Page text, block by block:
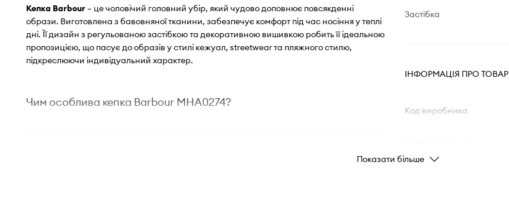
Кепка Barbour– це чоловічий головний убір, який чудово доповнює повсякденні
образи. Виготовлена з бавовняної тканини, забезпечує комфорт під час носіння у теплі
дні. Її дизайн з регульованою застібкою та декоративною вишивкою робить її ідеальною
пропозицією, що пасує до образів у стилі кежуал, streetwear та пляжного стилю,
підкреслюючи індивідуальний характер.
Чим особлива кепка Barbour MHA0274?
Застібка
ІНФОРМАЦІЯ ПРО ТОВАР
Код виробника
Показати більше